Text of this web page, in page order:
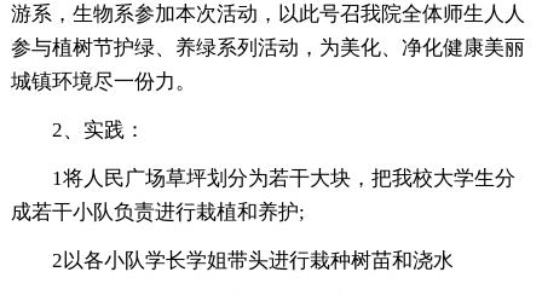
游系，生物系参加本次活动，以此号召我院全体师生人人
参与植树节护绿、养绿系列活动，为美化、净化健康美丽
城镇环境尽一份力。
2、实践：
1将人民广场草坪划分为若干大块，把我校大学生分
成若干小队负责进行栽植和养护;
2以各小队学长学姐带头进行栽种树苗和浇水